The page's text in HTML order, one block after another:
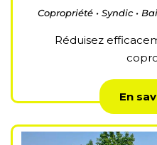
Copropriété • Syndic •
Réduisez
En